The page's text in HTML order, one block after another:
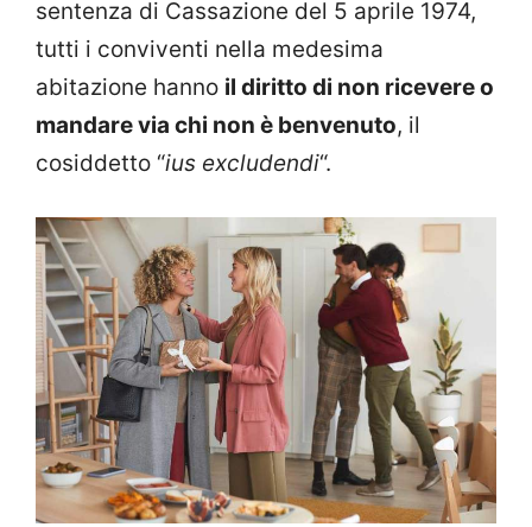
sentenza di Cassazione del 5 aprile 1974,
tutti i conviventi nella medesima
abitazione hanno il diritto di non ricevere o
mandare via chi non è benvenuto, il
cosiddetto “ius excludendi“.